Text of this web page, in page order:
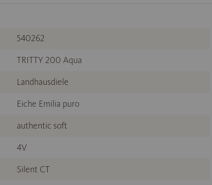
540262
TRITTY 200 Aqua
Landhausdiele
Eiche Emilia puro
authentic soft
4V
Silent CT